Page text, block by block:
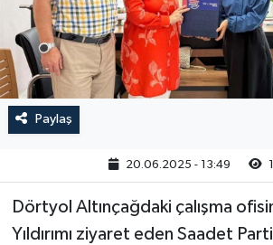
Paylaş
20.06.2025 - 13:49
Dörtyol Altınçağdaki çalışma
Yıldırımı ziyaret eden Saadet